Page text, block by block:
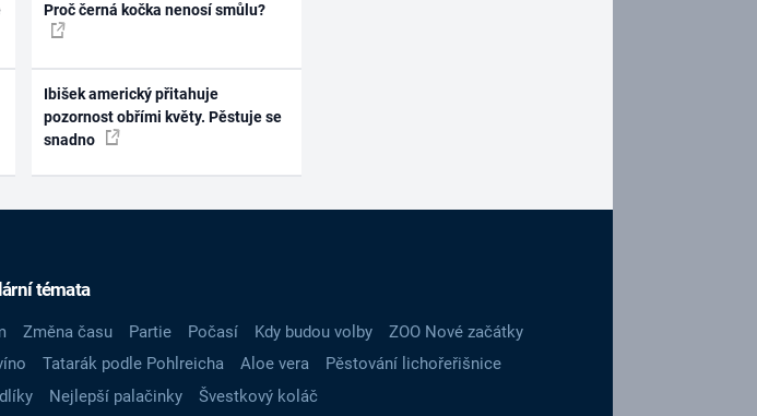
Proč černá kočka nenosí smůlu?
Ibišek americký přitahuje
pozornost obřími květy. Pěstuje se
snadno
témata
Změna času Partie Počasí Kdy budou volby
ZOO Nové začátky
Tatarák podle Pohlreicha Aloe vera
Pěstování lichořeřišnice
Nejlepší palačinky Švestkový koláč